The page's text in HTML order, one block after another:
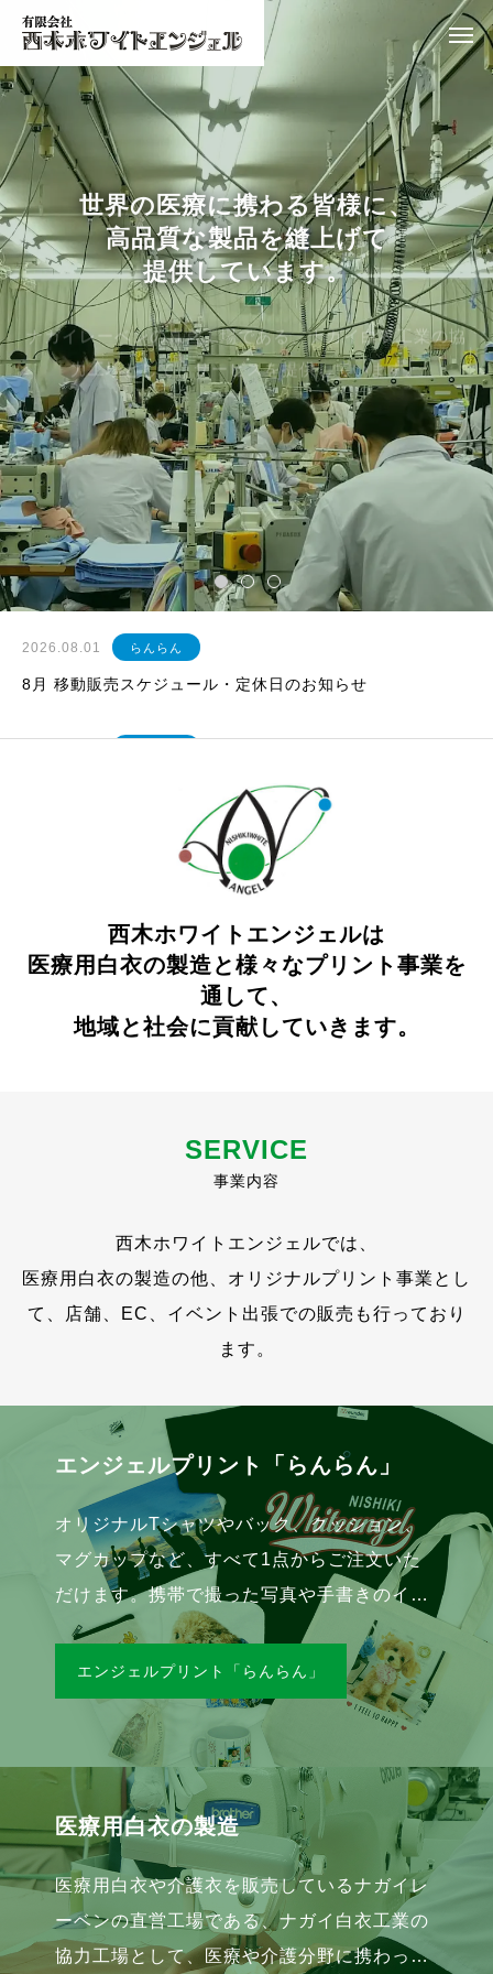
西木ホワイトエンジェルは
医療用白衣の製造と、様々なプリント事業
を通して、
地域と社会に貢献していきます。
世界の医療に携わる皆様に、
高品質な製品を縫上げて
提供しています。
ナガイレーベンの直営工場である、ナガイ白衣工業の協
力工場として、サービスを提供しています。
医療用白衣の製造
2026.08.01 らんらん
8月 移動販売スケジュール・定休日のお知らせ
7月 移動販売スケジュール・定休日のお知らせ（改訂）
らんらん
6月 移動販売スケジュール・定休日のお知らせ
2026.05.01 らんらん
5月 移動販売スケジュール・定休日のお知らせ
西木ホワイトエンジェルは
医療用白衣の製造と様々なプリント事業を
通して、
地域と社会に貢献していきます。
SERVICE
事業内容
西木ホワイトエンジェルでは、
医療用白衣の製造の他、オリジナルプリント事業とし
て、店舗、EC、イベント出張での販売も行っており
ます。
エンジェルプリント「らんらん」
オリジナルTシャツやバック、クッション、
マグカップなど、すべて1点からご注文いた
だけます。携帯で撮った写真や手書きのイラ
ストからさまざまな画像をプリントします。
版代・加工データ編集無料です。
エンジェルプリント「らんらん」
医療用白衣の製造
医療用白衣や介護衣を販売しているナガイレ
ーベンの直営工場である、ナガイ白衣工業の
協力工場として、医療や介護分野に携わって